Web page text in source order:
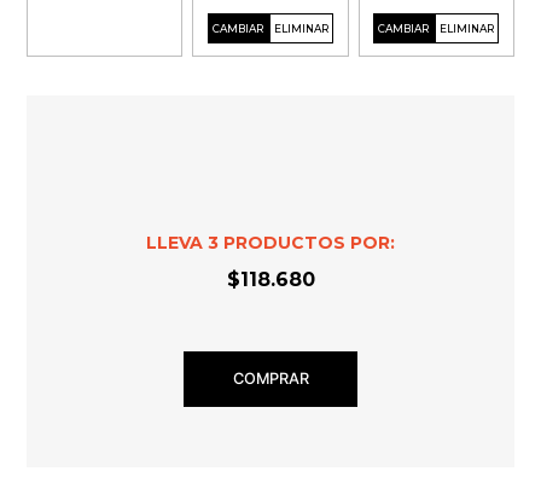
LLEVA 3 PRODUCTOS POR:
$118.680
COMPRAR